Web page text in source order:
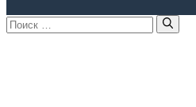
Поиск: